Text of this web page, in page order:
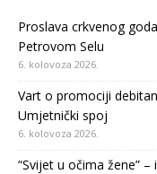
Proslava crkvenog
Petrovom Selu
6. kolovoza 2026.
Vart o promociji
Umjetnički spoj
6. kolovoza 2026.
“Svijet u očima žene” –